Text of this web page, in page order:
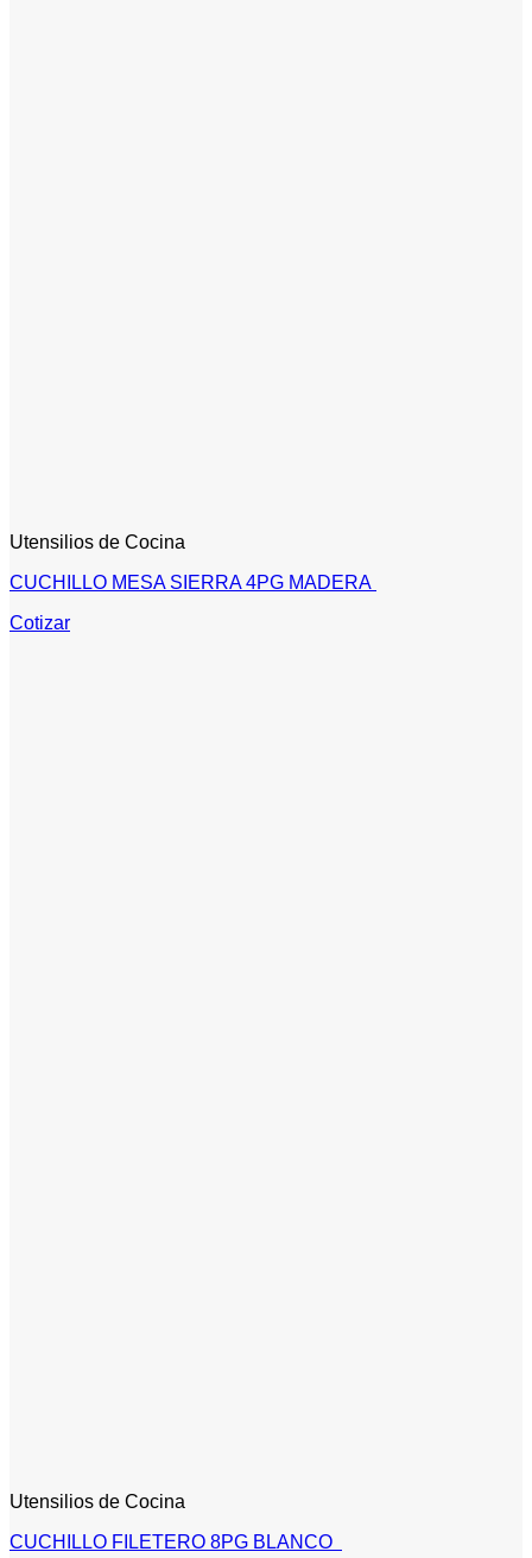
Utensilios de Cocina
CUCHILLO MESA SIERRA 4PG MADERA
Cotizar
Utensilios de Cocina
CUCHILLO FILETERO 8PG BLANCO